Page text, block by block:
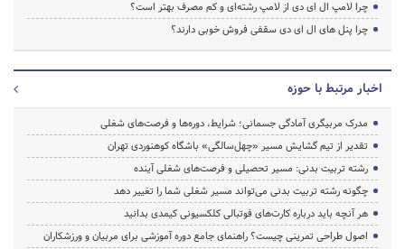
چرا لامپ ال ای دی از لامپ رشته‌ای و کم مصرف بهتر است؟
چرا پنل های ال ای دی سقفی فروش خوبی دارند؟
اخبار مرتبط با حوزه
مدرک مربیگری آمادگی جسمانی؛ شرایط، دوره‌ها و فرصت‌های شغلی
تقدیر از تیم گشایش مسیر «چهل‌سالگی» باشگاه کوهنوردی تهران
رشته تربیت بدنی: مسیر تحصیلی و فرصت‌های شغلی آینده
چگونه رشته تربیت بدنی می‌تواند مسیر شغلی شما را تغییر دهد
هر آنچه باید درباره کارت‌های فوتبالی کلکسیونی کیمدی بدانید
اصول طراحی تمرینی چیست؟ راهنمای جامع دوره آموزشی برای مربیان و ورزشکاران